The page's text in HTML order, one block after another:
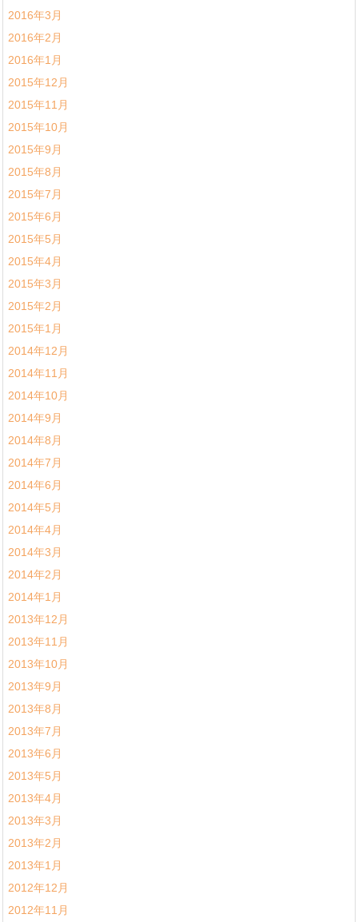
2016年3月
2016年2月
2016年1月
2015年12月
2015年11月
2015年10月
2015年9月
2015年8月
2015年7月
2015年6月
2015年5月
2015年4月
2015年3月
2015年2月
2015年1月
2014年12月
2014年11月
2014年10月
2014年9月
2014年8月
2014年7月
2014年6月
2014年5月
2014年4月
2014年3月
2014年2月
2014年1月
2013年12月
2013年11月
2013年10月
2013年9月
2013年8月
2013年7月
2013年6月
2013年5月
2013年4月
2013年3月
2013年2月
2013年1月
2012年12月
2012年11月